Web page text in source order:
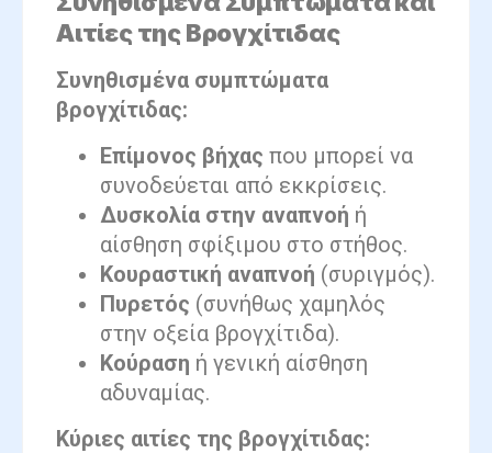
Αιτίες της Βρογχίτιδας
Συνηθισμένα συμπτώματα
βρογχίτιδας:
Επίμονος βήχας που μπορεί να
συνοδεύεται από εκκρίσεις.
Δυσκολία στην αναπνοή ή
αίσθηση σφίξιμου στο στήθος.
Κουραστική αναπνοή (συριγμός).
Πυρετός (συνήθως χαμηλός
στην οξεία βρογχίτιδα).
Κούραση ή γενική αίσθηση
αδυναμίας.
Κύριες αιτίες της βρογχίτιδας: